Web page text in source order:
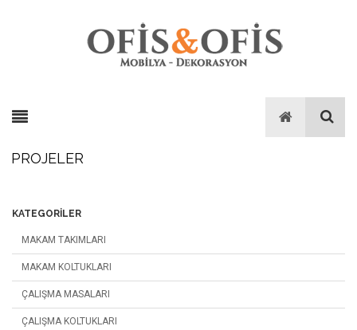
PROJELER
KATEGORILER
MAKAM TAKIMLARI
MAKAM KOLTUKLARI
ÇALIŞMA MASALARI
ÇALIŞMA KOLTUKLARI